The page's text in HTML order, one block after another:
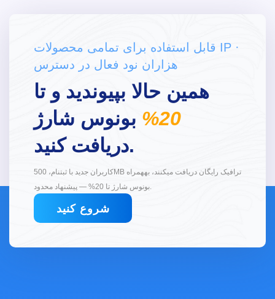
قابل استفاده برای تمامی محصولات IP ·
هزاران نود فعال در دسترس
همین حالا بپیوندید و تا
20%
بونوس شارژ
دریافت کنید.
کاربران جدید با ثبتنام، 500MB ترافیک رایگان دریافت میکنند، بههمراه
بونوس شارژ تا 20% — پیشنهاد محدود.
شروع کنید